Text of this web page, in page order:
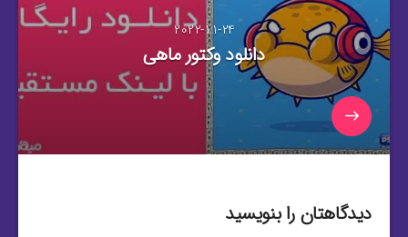
2022-11-24
دانلود وکتور ماهی
دیدگاهتان را بنویسید